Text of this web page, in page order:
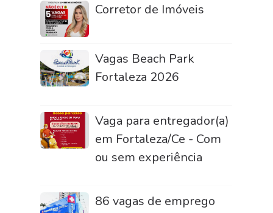
Corretor de Imóveis
Vagas Beach Park
Fortaleza 2026
Vaga para entregador(a)
em Fortaleza/Ce - Com
ou sem experiência
86 vagas de emprego